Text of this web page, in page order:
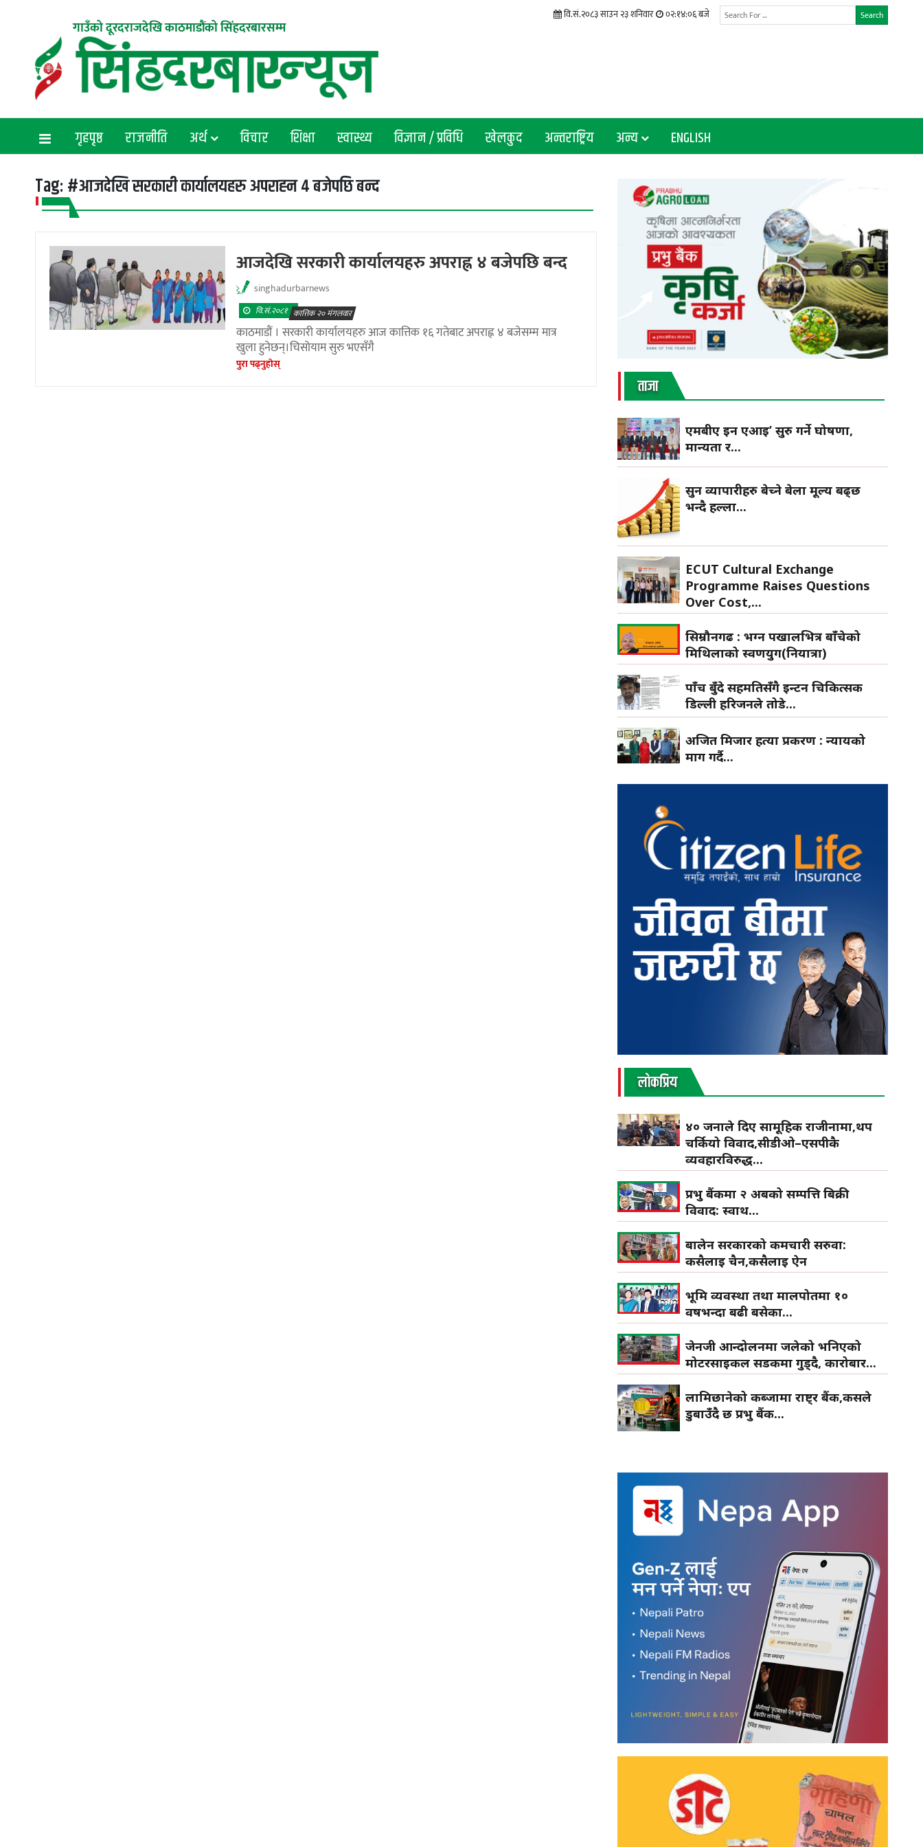
गाउँको दूरदराजदेखि काठमाडौंको सिंहदरबारसम्म
Search
वि.सं.२०८३ साउन २३ शनिवार ०२:१४:०७ बजे
गृहपृष्ठ राजनीति अर्थ विचार शिक्षा स्वास्थ्य विज्ञान / प्रविधि खेलकुद अन्तराष्ट्रिय अन्य ENGLISH
Tag: #आजदेखि सरकारी कार्यालयहरु अपराह्न ४ बजेपछि बन्द
आजदेखि सरकारी कार्यालयहरु अपराह्न ४ बजेपछि बन्द
singhadurbarnews
वि.सं.२०८१ कात्तिक २० मंगलवार
काठमाडौं । सरकारी कार्यालयहरु आज कात्तिक १६ गतेबाट अपराह्न ४ बजेसम्म मात्र
खुला हुनेछन्।चिसोयाम सुरु भएसँगै
पुरा पढ्नुहाेस्
ताजा
एमबीए इन एआई’ सुरु गर्ने घोषणा,
मान्यता र...
सुन व्यापारीहरु बेच्ने बेला मूल्य बढ्छ
भन्दै हल्ला...
ECUT Cultural Exchange
Programme Raises Questions
Over Cost,...
सिम्रौनगढ : भग्न पर्खालभित्र बाँचेको
मिथिलाको स्वर्णयुग(नियात्रा)
पाँच बुँदे सहमतिसँगै इन्टर्न चिकित्सक
डिल्ली हरिजनले तोडे...
अजित मिजार हत्या प्रकरण : न्यायको
माग गर्दै...
लाेकप्रिय
४० जनाले दिए सामूहिक राजीनामा,थप
चर्कियो विवाद,सीडीओ–एसपीकै
व्यवहारविरुद्ध...
प्रभु बैंकमा २ अर्बको सम्पत्ति बिक्री
विवाद: स्वार्थ...
बालेन सरकारको कर्मचारी सरुवा:
कसैलाई चैन,कसैलाई ऐन
भूमि व्यवस्था तथा मालपोतमा १०
वर्षभन्दा बढी बसेका...
जेनजी आन्दोलनमा जलेको भनिएको
मोटरसाइकल सडकमा गुड्दै, कारोबार...
लामिछानेको कब्जामा राष्ट्र बैंक,कसले
डुबाउँदै छ प्रभु बैंक...